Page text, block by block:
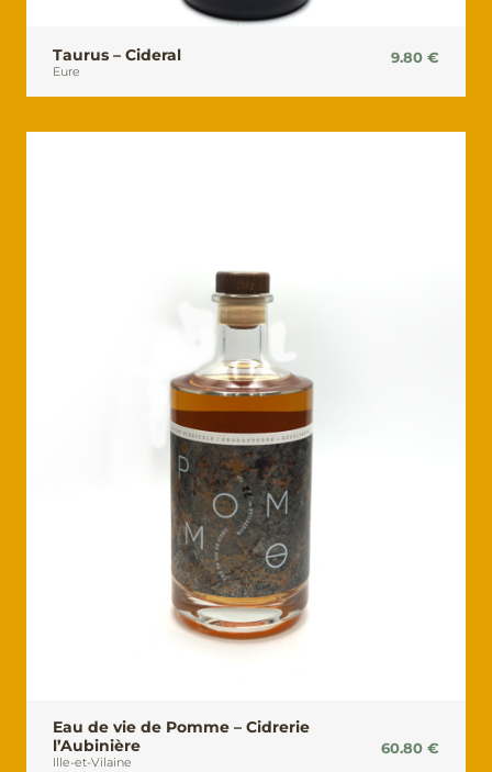
Taurus – Cideral
Eure
9.80 €
Eau de vie de Pomme – Cidrerie
l’Aubinière
Ille-et-Vilaine
60.80 €